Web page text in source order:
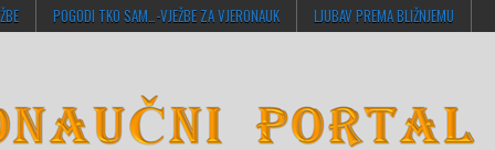
POGODI TKO SAM…-VJEŽBE ZA VJERONAUK LJUBAV PREMA BLIŽNJEMU